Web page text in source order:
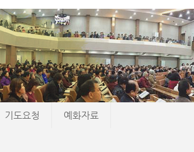
기도요청 예화자료